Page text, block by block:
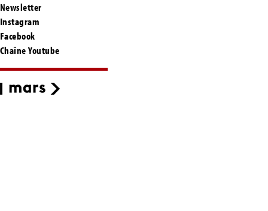
Newsletter
Instagram
Facebook
Chaîne Youtube